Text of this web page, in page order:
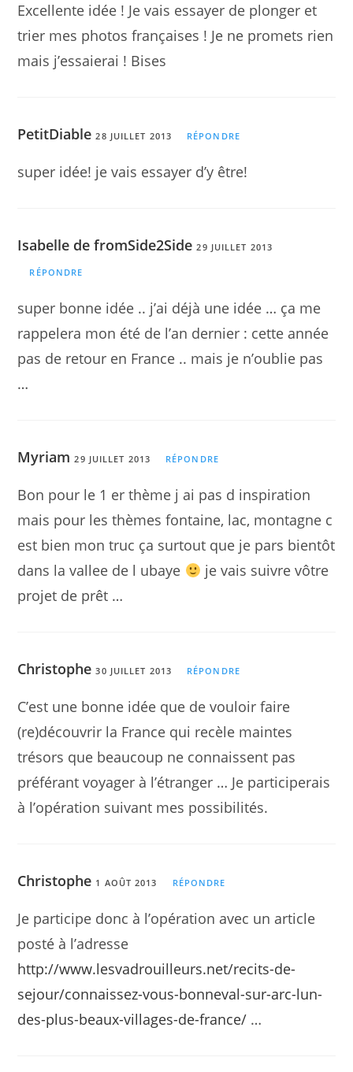
Excellente idée ! Je vais essayer de plonger et
trier mes photos françaises ! Je ne promets rien
mais j’essaierai ! Bises
PetitDiable 28 JUILLET 2013 RÉPONDRE
super idée! je vais essayer d’y être!
Isabelle de fromSide2Side 29 JUILLET 2013
RÉPONDRE
super bonne idée .. j’ai déjà une idée … ça me
rappelera mon été de l’an dernier : cette année
pas de retour en France .. mais je n’oublie pas
…
Myriam 29 JUILLET 2013 RÉPONDRE
Bon pour le 1 er thème j ai pas d inspiration
mais pour les thèmes fontaine, lac, montagne c
est bien mon truc ça surtout que je pars bientôt
dans la vallee de l ubaye
je vais suivre vôtre
projet de prêt …
Christophe 30 JUILLET 2013 RÉPONDRE
C’est une bonne idée que de vouloir faire
(re)découvrir la France qui recèle maintes
trésors que beaucoup ne connaissent pas
préférant voyager à l’étranger … Je participerais
à l’opération suivant mes possibilités.
Christophe 1 AOÛT 2013 RÉPONDRE
Je participe donc à l’opération avec un article
posté à l’adresse
http://www.lesvadrouilleurs.net/recits-de-
sejour/connaissez-vous-bonneval-sur-arc-lun-
des-plus-beaux-villages-de-france/ …